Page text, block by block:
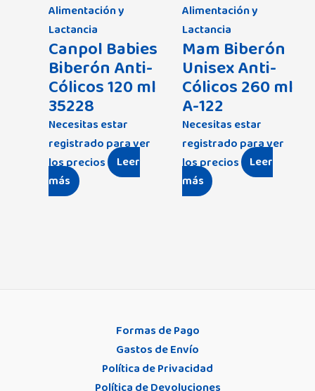
Alimentación y
Lactancia
Canpol Babies
Biberón Anti-
Cólicos 120 ml
35228
Necesitas estar
registrado para ver
los precios
Leer
más
Alimentación y
Lactancia
Mam Biberón
Unisex Anti-
Cólicos 260 ml
A-122
Necesitas estar
registrado para ver
los precios
Leer
más
Formas de Pago
Gastos de Envío
Política de Privacidad